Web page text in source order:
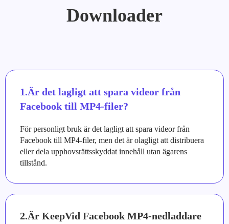
Downloader
1.Är det lagligt att spara videor från
Facebook till MP4-filer?
För personligt bruk är det lagligt att spara videor från
Facebook till MP4-filer, men det är olagligt att distribuera
eller dela upphovsrättsskyddat innehåll utan ägarens
tillstånd.
2.Är KeepVid Facebook MP4-nedladdare